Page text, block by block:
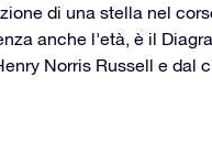
di una stella nel
anche l'età, è il
Norris Russell e dal